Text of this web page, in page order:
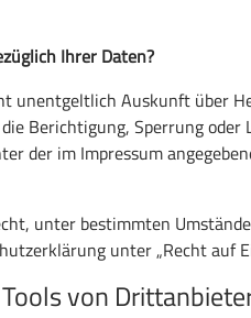
Ihrer Daten?
unentgeltlich Auskunft über
Berichtigung, Sperrung
der im Impressum
unter bestimmten
unter „Recht auf
von